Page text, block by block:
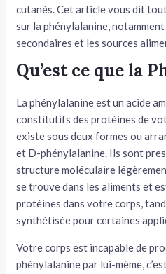
cutanés. Cet article vous dit
sur la phénylalanine,
secondaires et les sources
Qu’est ce que la
La phénylalanine est un acide
constitutifs des protéines de
existe sous deux formes ou
et D-phénylalanine. Ils sont
structure moléculaire
se trouve dans les aliments et
protéines dans votre corps,
synthétisée pour certaines
Votre corps est incapable de
phénylalanine par lui-même,